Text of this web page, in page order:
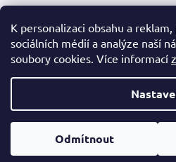
K personalizaci obsahu a
sociálních médií a analýze naší
soubory cookies. Více informací
Odmítnout
a
Vytvořil
Copyright 2026Rodinný eshop
vyhrazena.Upravit